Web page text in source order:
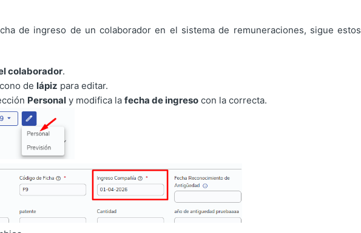
de ingreso de un colaborador en el sistema de remuneraciones, sigue estos
colaborador.
de lápiz para editar.
Personaly modifica la fecha de ingresocon la correcta.